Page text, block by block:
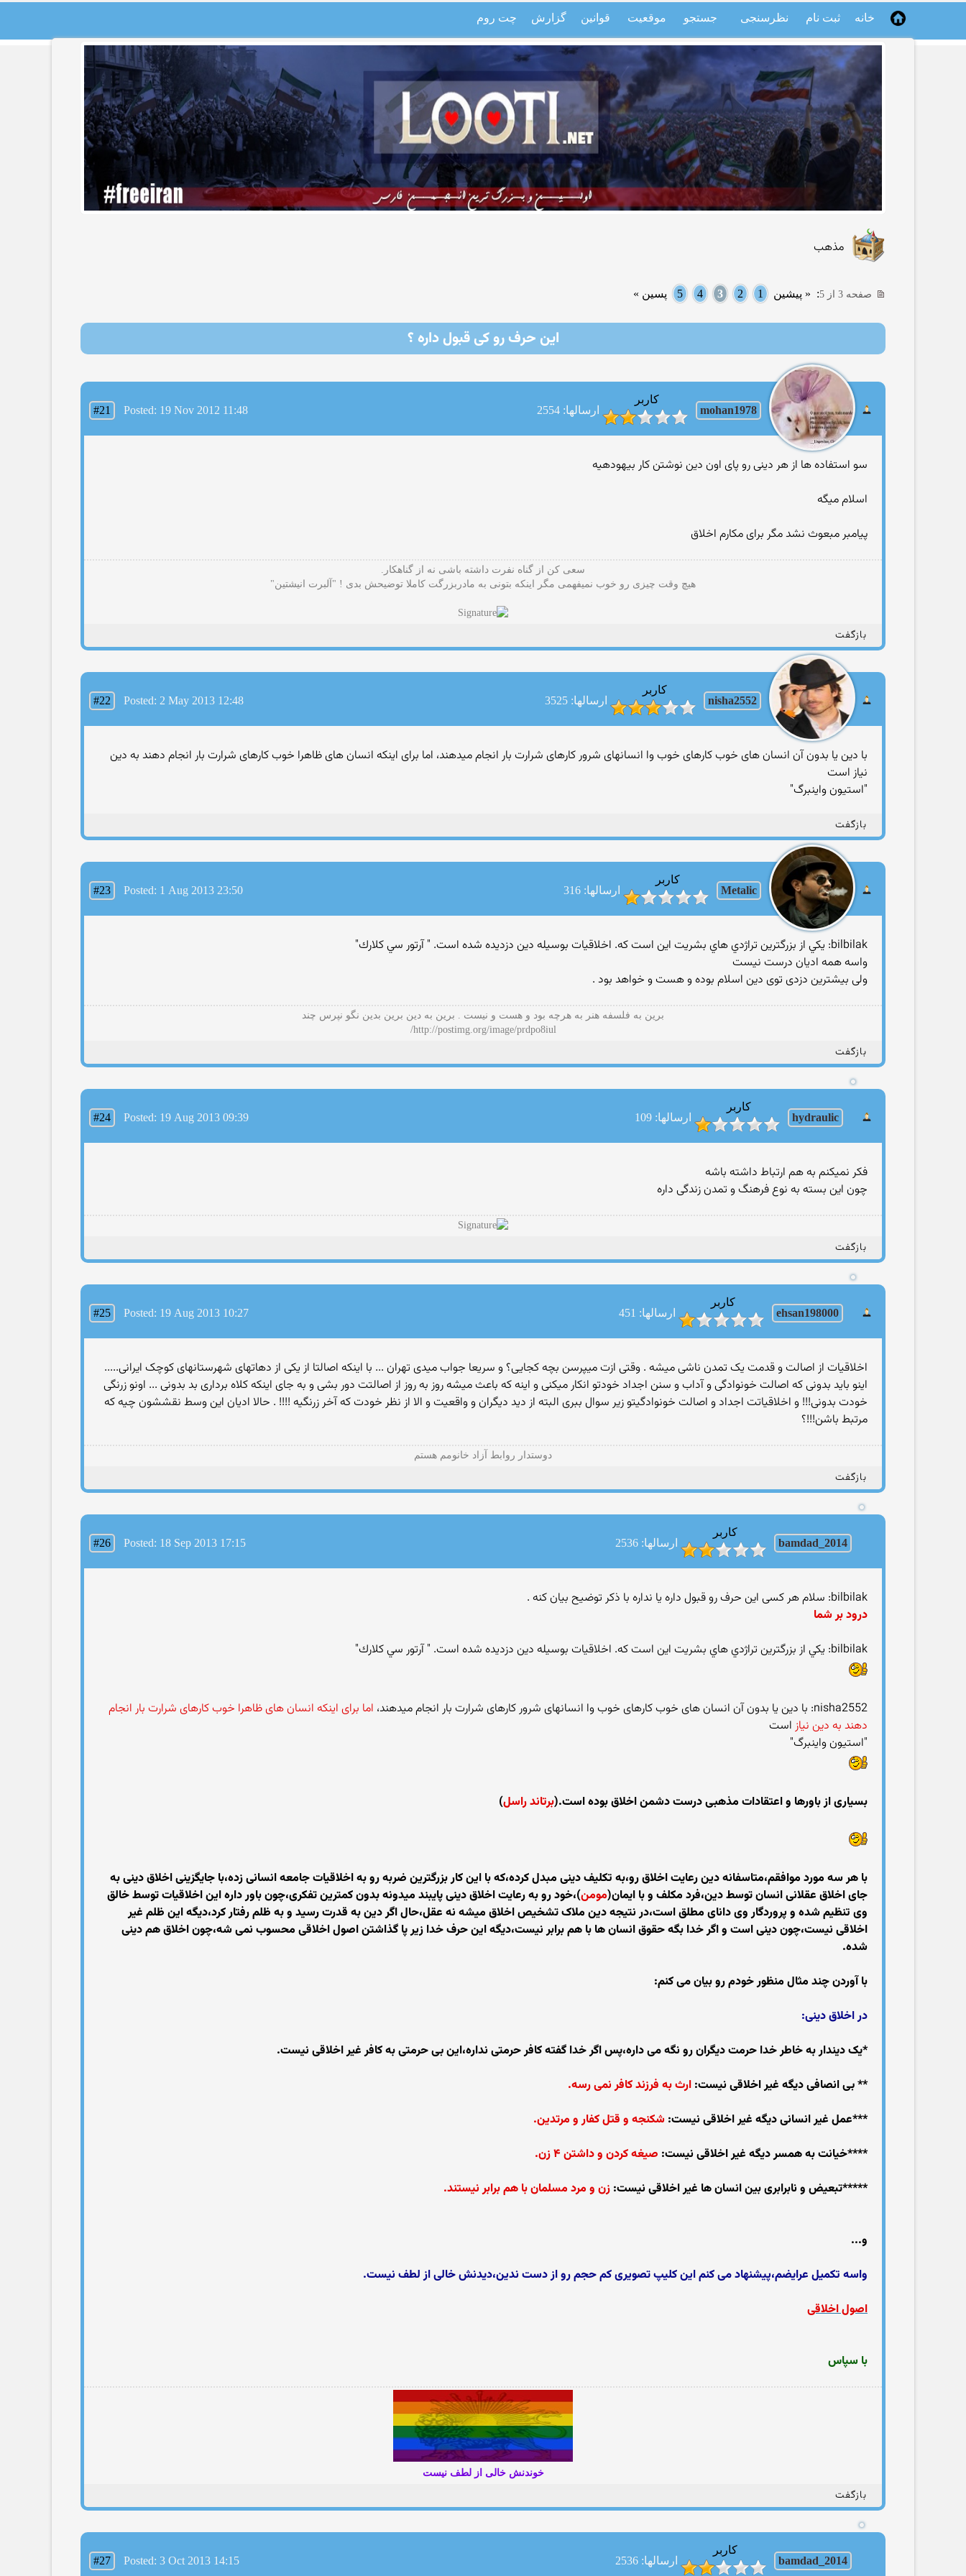
خانه ثبت نام نظرسنجی جستجو موقعیت قوانین گزارش چت روم
مذهب
صفحه 3 از 5 : « پیشین 1
2
3
4
5 پسین »
این حرف رو کی قبول داره ؟
mohan1978
کاربر
ارسالها: 2554
#21 Posted: 19 Nov 2012 11:48
سو استفاده ها از هر دینی رو پای اون دین نوشتن کار بیهودهیه
اسلام میگه
پیامبر مبعوث نشد مگر برای مکارم اخلاق
سعی کن از گناه نفرت داشته باشی نه از گناهکار.
هیچ وقت چیزی رو خوب نمیفهمی مگر اینکه بتونی به مادربزرگت کاملا توضیحش بدی ! "آلبرت انیشتین"
بازگفت
nisha2552
کاربر
ارسالها: 3525
#22 Posted: 2 May 2013 12:48
با دین یا بدون آن انسان های خوب کارهای خوب وا انسانهای شرور کارهای شرارت بار انجام میدهند، اما برای اینکه انسان های ظاهرا خوب کارهای شرارت بار انجام دهند به دین
نیاز است
‏"استیون واینبرگ"
بازگفت
Metalic
کاربر
ارسالها: 316
#23 Posted: 1 Aug 2013 23:50
bilbilak: يكي از بزرگترين تراژدي هاي بشريت اين است كه. اخلاقيات بوسيله دين دزديده شده است. " آرتور سي كلارك"
واسه همه ادیان درست نیست
ولی بیشترین دزدی توی دین اسلام بوده و هست و خواهد بود .
برین به فلسفه هنر به هرچه بود و هست و نیست . برین به دین برین بدین نگو نپرس چند
http://postimg.org/image/prdpo8iul/
بازگفت
hydraulic
کاربر
ارسالها: 109
#24 Posted: 19 Aug 2013 09:39
فکر نمیکنم به هم ارتباط داشته باشه
چون این بسته به نوع فرهنگ و تمدن زندگی داره
بازگفت
ehsan198000
کاربر
ارسالها: 451
#25 Posted: 19 Aug 2013 10:27
اخلاقیات از اصالت و قدمت یک تمدن ناشی میشه . وقتی ازت میپرسن بچه کجایی؟ و سریعا جواب میدی تهران ... با اینکه اصالتا از یکی از دهاتهای شهرستانهای کوچک ایرانی.....
اینو باید بدونی که اصالت خونوادگی و آداب و سنن اجداد خودتو انکار میکنی و اینه که باعث میشه روز به روز از اصالتت دور بشی و به جای اینکه کلاه برداری بد بدونی ... اونو زرنگی
خودت بدونی!!! و اخلاقیاتت اجداد و اصالت خونوادگیتو زیر سوال ببری البته از دید دیگران و واقعیت و الا از نظر خودت که آخر زرنگیه !!!! . حالا ادیان این وسط نقششون چیه که
مرتبط باشن!!!؟
دوستدار روابط آزاد خانومم هستم
بازگفت
bamdad_2014
کاربر
ارسالها: 2536
#26 Posted: 18 Sep 2013 17:15
bilbilak: سلام هر کسی این حرف رو قبول داره یا نداره با ذکر توضیح بیان کنه .
درود بر شما
bilbilak: يكي از بزرگترين تراژدي هاي بشريت اين است كه. اخلاقيات بوسيله دين دزديده شده است. " آرتور سي كلارك"
nisha2552: با دین یا بدون آن انسان های خوب کارهای خوب وا انسانهای شرور کارهای شرارت بار انجام میدهند،
اما برای اینکه انسان های ظاهرا خوب کارهای شرارت بار انجام
دهند به دین نیاز است
‏"استیون واینبرگ"
بسیاری از باورها و اعتقادات مذهبی درست دشمن اخلاق بوده است.(برتاند راسل)
با هر سه مورد موافقم،متاسفانه دین رعایت اخلاق رو،به تکلیف دینی مبدل کرده،که با این کار بزرگترین ضربه رو به اخلاقیات جامعه انسانی زده،با جایگزینی اخلاق دینی به
جای اخلاق عقلانی انسان توسط دین،فرد مکلف و با ایمان(مومن)،خود رو به رعایت اخلاق دینی پایبند میدونه بدون کمترین تفکری،چون باور داره این اخلاقیات توسط خالق
وی تنظیم شده و پروردگار وی دانای مطلق است،در نتیجه دین ملاک تشخیص اخلاق میشه نه عقل،حال اگر دین به قدرت رسید و به ظلم رفتار کرد،دیگه این ظلم غیر
اخلاقی نیست،چون دینی است و اگر خدا بگه حقوق انسان ها با هم برابر نیست،دیگه این حرف خدا زیر پا گذاشتن اصول اخلاقی محسوب نمی شه،چون اخلاق هم دینی
شده.
با آوردن چند مثال منظور خودم رو بیان می کنم:
در اخلاق دینی:
*یک دیندار به خاطر خدا حرمت دیگران رو نگه می داره،پس اگر خدا گفته کافر حرمتی نداره،این بی حرمتی به کافر غیر اخلاقی نیست.
** بی انصافی دیگه غیر اخلاقی نیست: ارث به فرزند کافر نمی رسه.
***عمل غیر انسانی دیگه غیر اخلاقی نیست: شکنجه و قتل کفار و مرتدین.
****خیانت به همسر دیگه غیر اخلاقی نیست: صیغه کردن و داشتن ۴ زن.
*****تبعیض و نابرابری بین انسان ها غیر اخلاقی نیست: زن و مرد مسلمان با هم برابر نیستند.
و...
واسه تکمیل عرایضم،پیشنهاد می کنم این کلیپ تصویری کم حجم رو از دست ندین،دیدنش خالی از لطف نیست.
اصول اخلاقی
با سپاس
خوندنش خالی از لطف نیست
بازگفت
bamdad_2014
کاربر
ارسالها: 2536
#27 Posted: 3 Oct 2013 14:15